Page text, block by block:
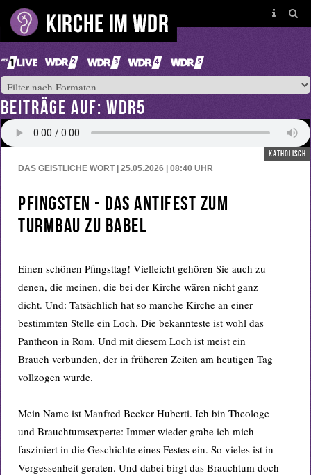
BEITRÄGE AUF: WDR5
katholisch
DAS GEISTLICHE WORT | 25.05.2026 | 08:40 UHR
Pfingsten - das Antifest zum
Turmbau zu Babel
Einen schönen Pfingsttag! Vielleicht gehören Sie auch zu
denen, die meinen, die bei der Kirche wären nicht ganz
dicht. Und: Tatsächlich hat so manche Kirche an einer
bestimmten Stelle ein Loch. Die bekannteste ist wohl das
Pantheon in Rom. Und mit diesem Loch ist meist ein
Brauch verbunden, der in früheren Zeiten am heutigen Tag
vollzogen wurde.
Mein Name ist Manfred Becker Huberti. Ich bin Theologe
und Brauchtumsexperte: Immer wieder grabe ich mich
fasziniert in die Geschichte eines Festes ein. So vieles ist in
Vergessenheit geraten. Und dabei birgt das Brauchtum doch